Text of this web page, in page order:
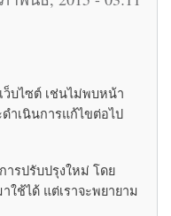
บไซต์ เช่นไม่พบหน้า
ำเนินการแก้ไขต่อไป
ารปรับปรุงใหม่ โดย
ช้ได้ แต่เราจะพยายาม